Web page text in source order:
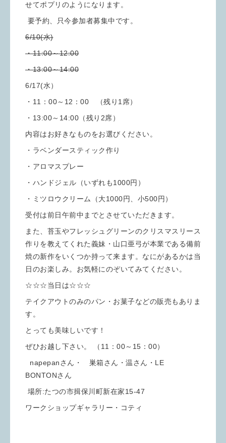
せてポプリのようになります。
要予約、只今参加者募集中です。
6/10(水)
・11:00～12:00
・13:00～14:00
6/17(水）
・11：00～12：00 （残り1席）
・13:00～14:00（残り2席）
内容はお好きなものをお選びください。
・ラベンダースティック作り
・アロマスプレー
・ハンドジェル（いずれも1000円）
・ミツロウクリーム（大1000円、小500円）
受付は前日午前中までとさせていただきます。
また、苔玉やフレッシュグリーンのクリスマスリース
作りを教えてくれた義妹・山口亜弓が本業である備前
焼の新作をいくつか持って来ます。なにがあるかは当
日のお楽しみ。お気軽にのぞいてみてください。
☆☆☆当日は☆☆☆
テイクアウトのみのパン・お菓子などの販売もありま
す。
とっても美味しいです！
ぜひお越し下さい。 （11：00～15：00）
napepanさん・ 巣箱さん・温さん・LE
BONTONさん
場所:たつの市揖保川町新在家15-47
ワークショップギャラリー・コティ